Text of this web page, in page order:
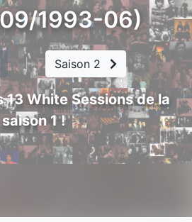
1993-06)
| Saison 2
13 White Sessions de la
saison 1 !